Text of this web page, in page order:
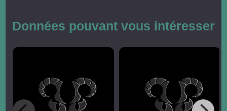
Données pouvant vous intéresser